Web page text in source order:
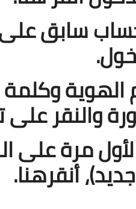
سابق
وكلمة
والنقر
مرة على
أنقرهنا.